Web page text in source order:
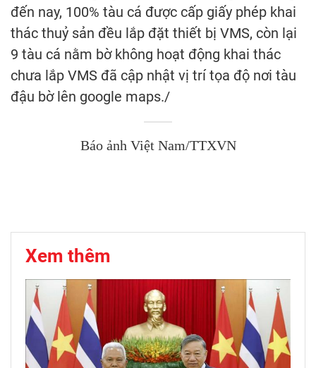
đến nay, 100% tàu cá được cấp giấy phép khai
thác thuỷ sản đều lắp đặt thiết bị VMS, còn lại
9 tàu cá nằm bờ không hoạt động khai thác
chưa lắp VMS đã cập nhật vị trí tọa độ nơi tàu
đậu bờ lên google maps./
Báo ảnh Việt Nam/TTXVN
Xem thêm